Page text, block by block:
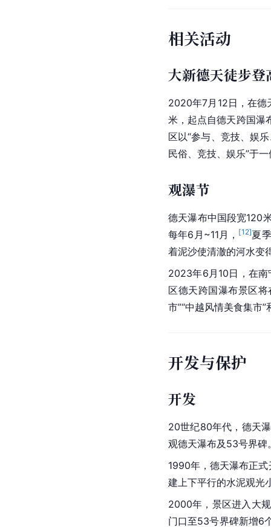
在德天一带，每年农历
天侬峒节也称为国际情
相关活动
大新德天徒步
2020年7月12日，在德
民俗、竞技、娱乐”于
观瀑节
每年6月~11月，
12]夏
着泥沙使清澈的河水变
2023年6月10日，在
区德天跨国瀑布景区将
市”“中越风情美食集市”